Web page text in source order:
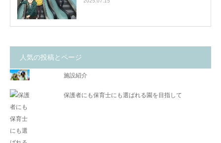
人気の投稿とページ
施設紹介
保護者にも保育士にも選ばれる園を目指して